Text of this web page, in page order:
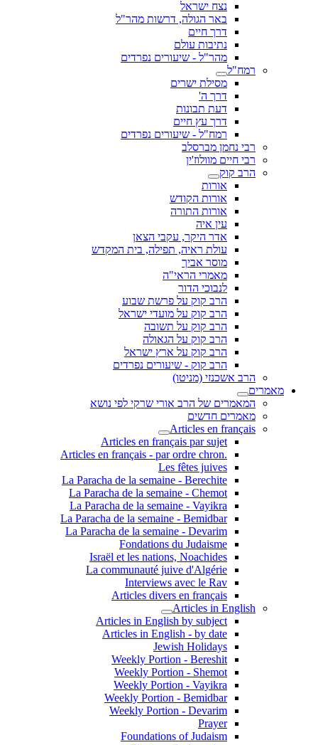
נצח ישראל
באר הגולה, דרשות מהר"ל
דרך חיים
נתיבות עולם
מהר"ל - שיעורים נפרדים
רמח"ל
מסילת ישרים
דרך ה'
דעת תבונות
דרך עץ חיים
רמח"ל - שיעורים נפרדים
רבי נחמן מברסלב
רבי חיים מוולוז'ין
הרב קוק
אורות
אורות הקודש
אורות התורה
עין איה
אדר היקר, עקבי הצאן
עולת ראיה, תפילה, בית המקדש
מוסר אביך
מאמרי הראי"ה
לנבוכי הדור
הרב קוק על פרשת שבוע
הרב קוק על מועדי ישראל
הרב קוק על תשובה
הרב קוק על הגאולה
הרב קוק על ארץ ישראל
הרב קוק - שיעורים נפרדים
הרב אשכנזי (מניטו)
מאמרים
המאמרים של הרב אורי שרקי לפי נושא
מאמרים חדשים
Articles en français
Articles en français par sujet
.Articles en français - par ordre chron
Les fêtes juives
La Paracha de la semaine - Berechite
La Paracha de la semaine - Chemot
La Paracha de la semaine - Vayikra
La Paracha de la semaine - Bemidbar
La Paracha de la semaine - Devarim
Fondations du Judaisme
Israël et les nations, Noachides
La communauté juive d'Algérie
Interviews avec le Rav
Articles divers en français
Articles in English
Articles in English by subject
Articles in English - by date
Jewish Holidays
Weekly Portion - Bereshit
Weekly Portion - Shemot
Weekly Portion - Vayikra
Weekly Portion - Bemidbar
Weekly Portion - Devarim
Prayer
Foundations of Judaism